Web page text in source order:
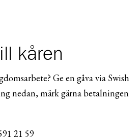
kåren
Ge en gåva via Swish
nedan, märk gärna betalningen
21 59